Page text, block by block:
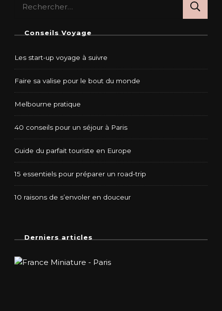
Conseils Voyage
Les start-up voyage à suivre
Faire sa valise pour le bout du monde
Melbourne pratique
40 conseils pour un séjour à Paris
Guide du parfait touriste en Europe
15 essentiels pour préparer un road-trip
10 raisons de s’envoler en douceur
Derniers articles